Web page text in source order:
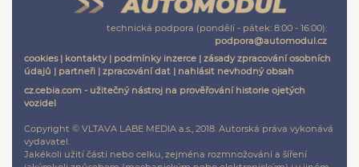
technická podpora (pondělí - pátek: 8:00 - 16:00):
podpora@automodul.cz
cookies| kontakty| podmínky inzerce | zásady zpracování osobních
údajů | partneři | zpracování dat | nahlásit nevhodný obsah
cz.cebia.com - užitečný nástroj na prověřování historie ojetých
vozidel
Copyright © VLTAVA LABE MEDIA a.s., 2018. Autorská práva vykonává
vydavatel.
Jakékoli užití části nebo celku, zejména rozmnožování a šíření